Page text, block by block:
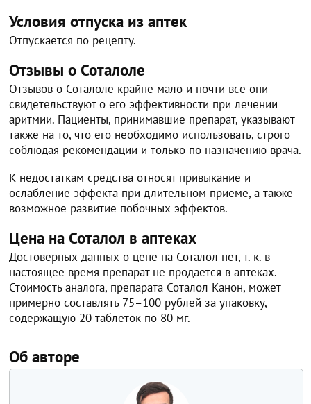
Условия отпуска из аптек
Отпускается по рецепту.
Отзывы о Соталоле
Отзывов о Соталоле крайне мало и почти все они
свидетельствуют о его эффективности при лечении
аритмии. Пациенты, принимавшие препарат, указывают
также на то, что его необходимо использовать, строго
соблюдая рекомендации и только по назначению врача.
К недостаткам средства относят привыкание и
ослабление эффекта при длительном приеме, а также
возможное развитие побочных эффектов.
Цена на Соталол в аптеках
Достоверных данных о цене на Соталол нет, т. к. в
настоящее время препарат не продается в аптеках.
Стоимость аналога, препарата Соталол Канон, может
примерно составлять 75–100 рублей за упаковку,
содержащую 20 таблеток по 80 мг.
Об авторе